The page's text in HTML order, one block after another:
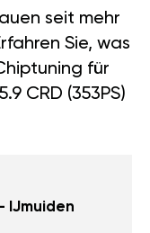
seit mehr
Sie, was
für
CRD (353PS)
IJmuiden